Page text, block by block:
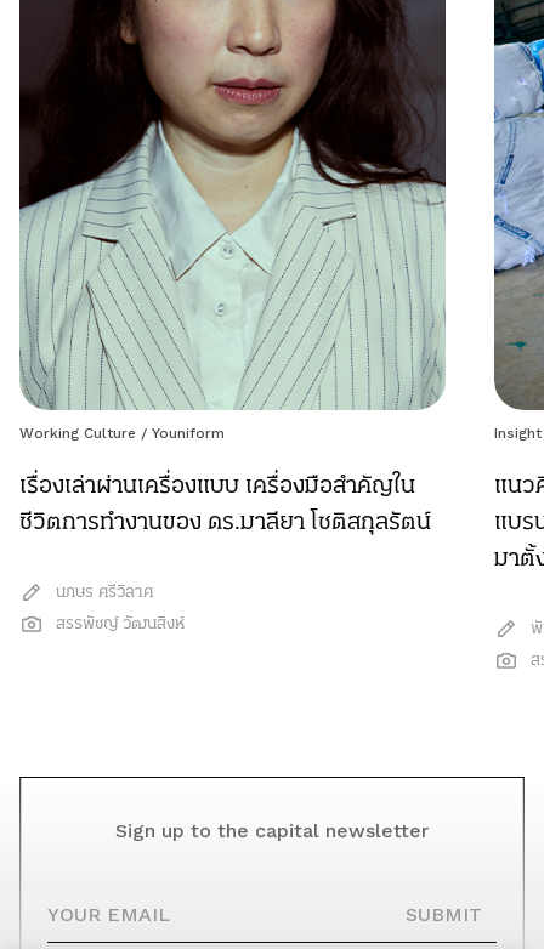
Working Culture / Youniform
เรื่องเล่าผ่านเครื่องแบบ เครื่องมือสำคัญใน
ชีวิตการทำงานของ ดร.มาลียา โชติสกุลรัตน์
นภษร ศรีวิลาศ
สรรพัชญ์ วัฒนสิงห์
Insight
แนว
แบร
มาตั้
Sign up to the capital newsletter
SUBMIT